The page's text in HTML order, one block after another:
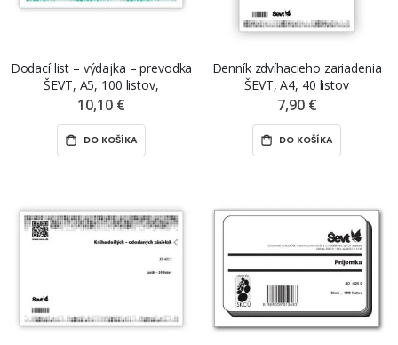
Dodací list – výdajka – prevodka
ŠEVT, A5, 100 listov,
samopriepis
10,10 €
DO KOŠÍKA
Denník zdvíhacieho zariadenia
ŠEVT, A4, 40 listov
7,90 €
DO KOŠÍKA